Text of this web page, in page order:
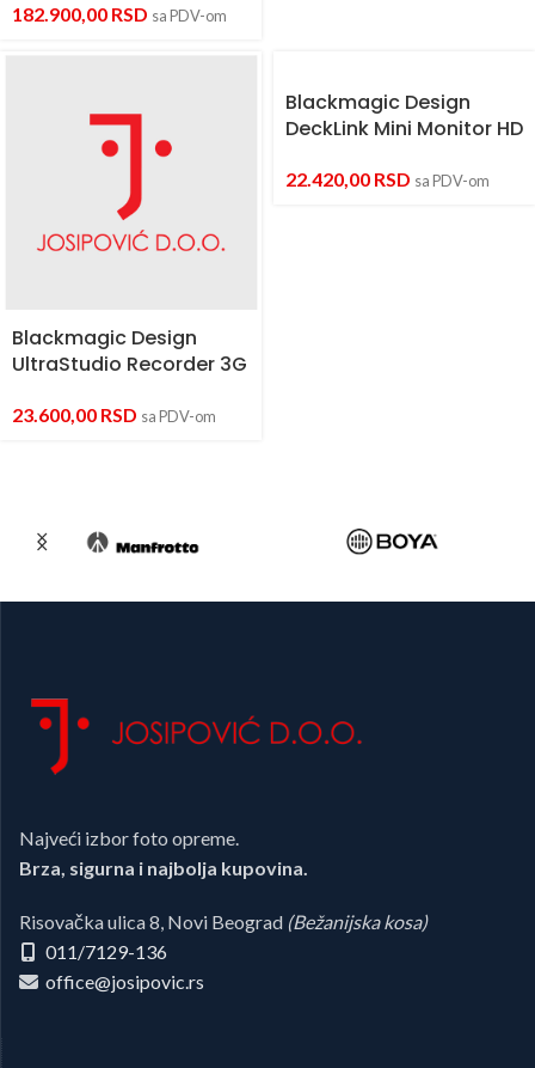
182.900,00 RSD sa PDV-om
Blackmagic Design
UltraStudio Recorder 3G
23.600,00 RSD sa PDV-om
Blackmagic Design
DeckLink Mini Monitor HD
22.420,00 RSD sa PDV-om
Najveći izbor foto opreme.
Brza, sigurna i najbolja kupovina.
Risovačka ulica 8, Novi Beograd (Bežanijska kosa)
011/7129-136
office@josipovic.rs